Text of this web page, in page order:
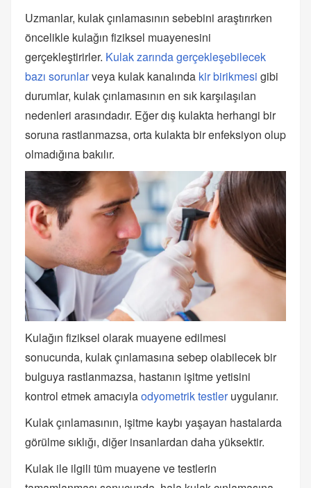
Uzmanlar, kulak çınlamasının sebebini araştırırken
öncelikle kulağın fiziksel muayenesini
gerçekleştirirler. Kulak zarında gerçekleşebilecek
bazı sorunlarveya kulak kanalında kir birikmesi gibi
durumlar, kulak çınlamasının en sık karşılaşılan
nedenleri arasındadır. Eğer dış kulakta herhangi bir
soruna rastlanmazsa, orta kulakta bir enfeksiyon olup
olmadığına bakılır.
Kulağın fiziksel olarak muayene edilmesi
sonucunda, kulak çınlamasına sebep olabilecek bir
bulguya rastlanmazsa, hastanın işitme yetisini
kontrol etmek amacıylaodyometrik testleruygulanır.
Kulak çınlamasının, işitme kaybı yaşayan hastalarda
görülme sıklığı, diğer insanlardan daha yüksektir.
Kulak ile ilgili tüm muayene ve testlerin